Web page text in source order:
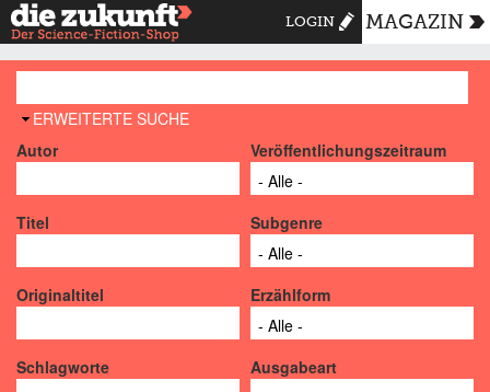
LOGIN MAGAZIN
AUSBLENDEN
ERWEITERTE SUCHE
Autor
Veröffentlichungszeitraum
Titel Subgenre
Originaltitel Erzählform
Schlagworte Ausgabeart